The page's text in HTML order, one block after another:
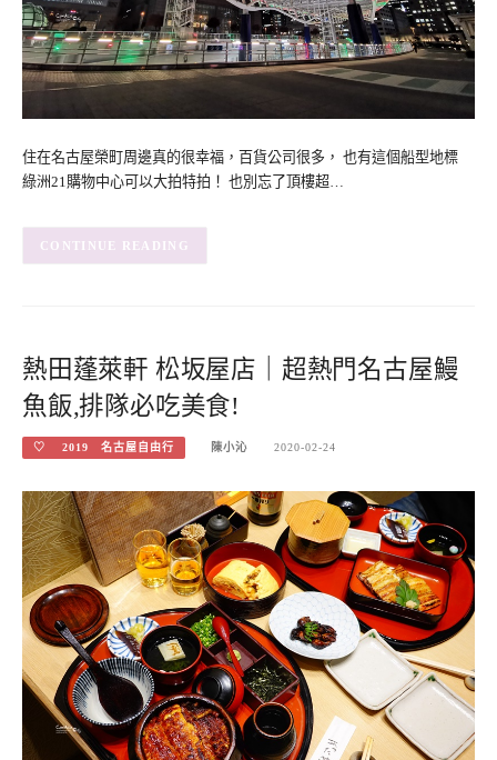
住在名古屋榮町周邊真的很幸福，百貨公司很多， 也有這個船型地標
綠洲21購物中心可以大拍特拍！ 也別忘了頂樓超…
CONTINUE READING
熱田蓬萊軒 松坂屋店｜超熱門名古屋鰻
魚飯,排隊必吃美食!
♡ 2019 名古屋自由行 陳小沁 2020-02-24